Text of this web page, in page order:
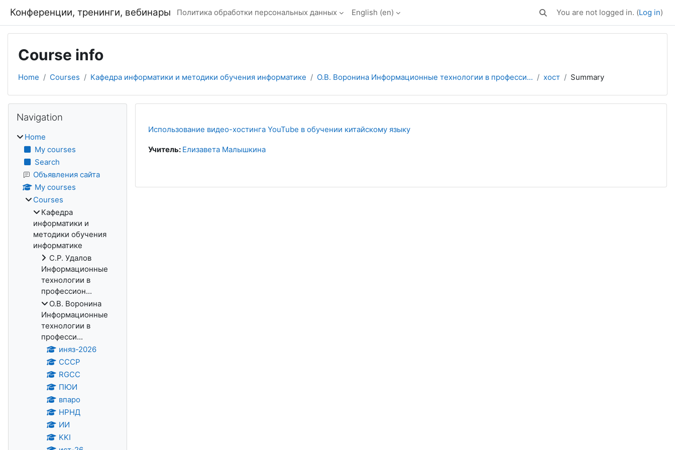
Конференции, тренинги, вебинары Политика обработки персональных данных English ‎(en)‎ Toggle search input
You are not logged in. (Log in)
Course info
Home Courses Кафедра информатики и методики обучения информатике О.В. Воронина Информационные технологии в професси... хост Summary
Использование видео-хостинга YouTube в обучении китайскому языку
Учитель: Елизавета Малышкина
Blocks
Navigation
Home
My courses
Search
Объявления сайта
My courses
Courses
Кафедра
информатики и
методики обучения
информатике
С.Р. Удалов
Информационные
технологии в
профессион...
О.В. Воронина
Информационные
технологии в
професси...
иняз-2026
СССР
RGCC
ПЮИ
впаро
НРНД
ИИ
KKI